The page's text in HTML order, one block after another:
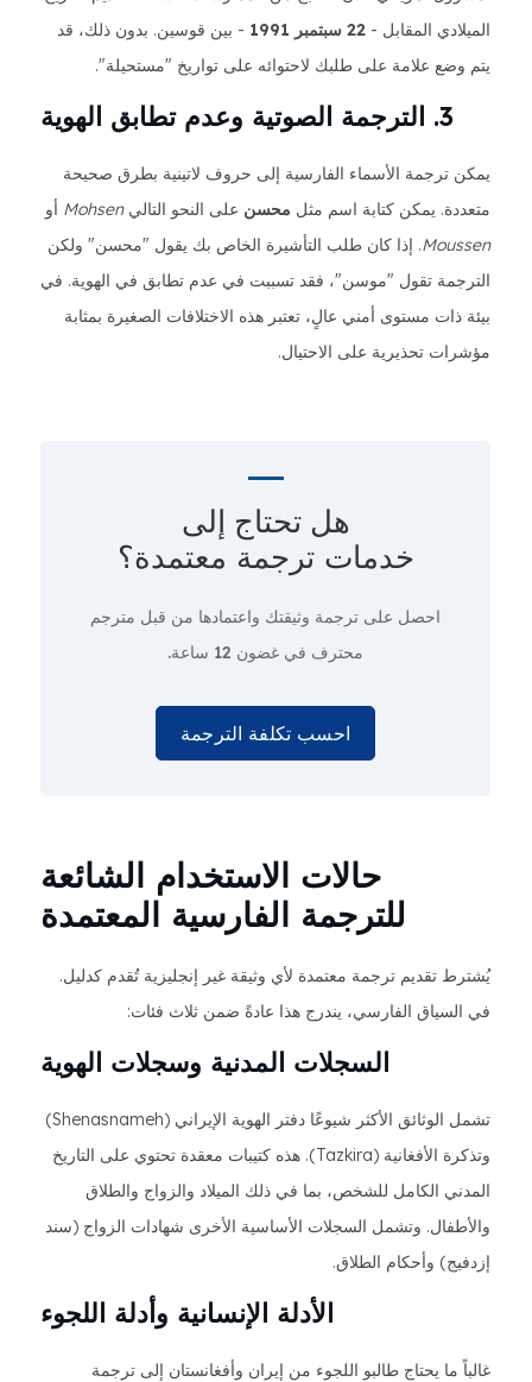
الميلادي المقابل - 22 سبتمبر 1991
- بين قوسين. بدون ذلك، قد
يتم وضع علامة على طلبك لاحتوائه على تواريخ "مستحيلة".
3. الترجمة الصوتية وعدم تطابق الهوية
يمكن ترجمة الأسماء الفارسية إلى حروف لاتينية بطرق صحيحة
متعددة. يمكن كتابة اسم مثل محسن على النحو التالي Mohsen أو
Moussen. إذا كان طلب التأشيرة الخاص بك يقول "محسن" ولكن
الترجمة تقول "موسن"، فقد تسببت في عدم تطابق في الهوية. في
بيئة ذات مستوى أمني عالٍ، تعتبر هذه الاختلافات الصغيرة بمثابة
مؤشرات تحذيرية على الاحتيال.
هل تحتاج إلى
خدمات ترجمة معتمدة؟
احصل على ترجمة وثيقتك واعتمادها من قبل مترجم
محترف في غضون 12 ساعة.
احسب تكلفة الترجمة
حالات الاستخدام الشائعة
للترجمة الفارسية المعتمدة
يُشترط تقديم ترجمة معتمدة لأي وثيقة غير إنجليزية تُقدم كدليل.
في السياق الفارسي، يندرج هذا عادةً ضمن ثلاث فئات:
السجلات المدنية وسجلات الهوية
تشمل الوثائق الأكثر شيوعًا دفتر الهوية الإيراني (Shenasnameh)
وتذكرة الأفغانية (Tazkira). هذه كتيبات معقدة تحتوي على التاريخ
المدني الكامل للشخص، بما في ذلك الميلاد والزواج والطلاق
والأطفال. وتشمل السجلات الأساسية الأخرى شهادات الزواج (سند
إزدفيج) وأحكام الطلاق.
الأدلة الإنسانية وأدلة اللجوء
غالباً ما يحتاج طالبو اللجوء من إيران وأفغانستان إلى ترجمة